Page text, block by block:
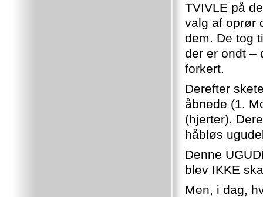
TVIVLE på
valg af oprør
dem. De tog
der er ondt –
forkert.
Derefter
åbnede (1.
(hjerter).
håbløs
Denne
blev IKKE
Men, i dag,